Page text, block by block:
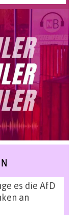
es die AfD
an